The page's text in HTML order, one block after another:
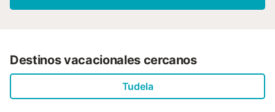
Destinos vacacionales cercanos
Tudela